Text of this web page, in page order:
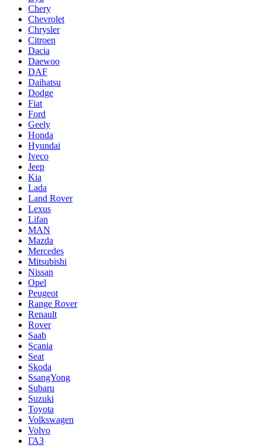
Chery
Chevrolet
Chrysler
Citroen
Dacia
Daewoo
DAF
Daihatsu
Dodge
Fiat
Ford
Geely
Honda
Hyundai
Iveco
Jeep
Kia
Lada
Land Rover
Lexus
Lifan
MAN
Mazda
Mercedes
Mitsubishi
Nissan
Opel
Peugeot
Range Rover
Renault
Rover
Saab
Scania
Seat
Skoda
SsangYong
Subaru
Suzuki
Toyota
Volkswagen
Volvo
ГАЗ